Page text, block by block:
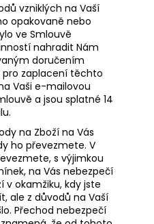
vzniklých na Vaší
opakovaně nebo
ve Smlouvě
nahradit Nám
doručením
pro zaplacení těchto
Vaši e-mailovou
a jsou splatné 14
na Zboží na Vás
ho převezmete. V
s výjimkou
na Vás nebezpečí
v okamžiku, kdy jste
ale z důvodů na Vaší
Přechod nebezpečí